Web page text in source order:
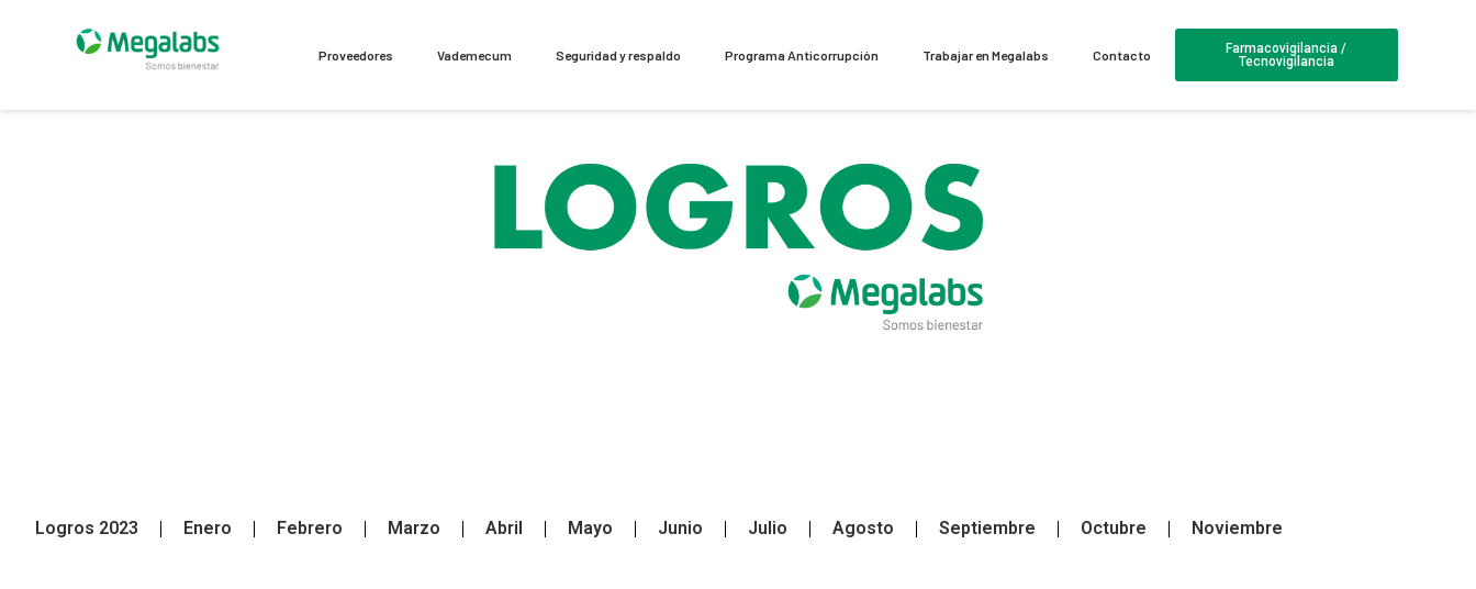
Proveedores Vademecum Seguridad y respaldo Programa Anticorrupción Trabajar en Megalabs Contacto
Farmacovigilancia /
Tecnovigilancia
Logros 2023 Enero Febrero Marzo Abril Mayo Junio Julio Agosto Septiembre Octubre Noviembre